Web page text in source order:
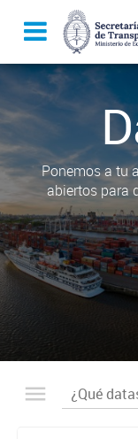
Ponemos a tu
abiertos para